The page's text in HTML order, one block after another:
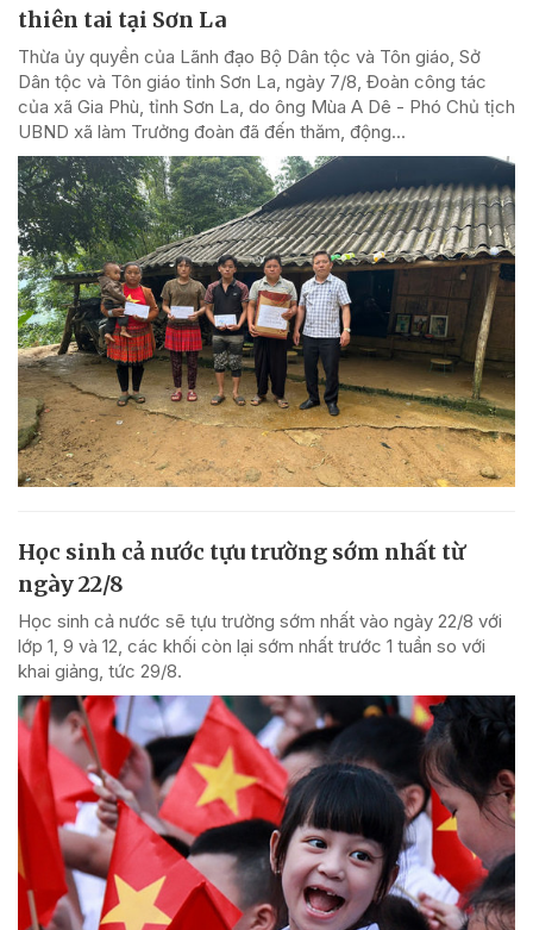
thiên tai tại Sơn La
Thừa ủy quyền của Lãnh đạo Bộ Dân tộc và Tôn giáo, Sở
Dân tộc và Tôn giáo tỉnh Sơn La, ngày 7/8, Đoàn công tác
của xã Gia Phù, tỉnh Sơn La, do ông Mùa A Dê - Phó Chủ tịch
UBND xã làm Trưởng đoàn đã đến thăm, động...
Học sinh cả nước tựu trường sớm nhất từ
ngày 22/8
Học sinh cả nước sẽ tựu trường sớm nhất vào ngày 22/8 với
lớp 1, 9 và 12, các khối còn lại sớm nhất trước 1 tuần so với
khai giảng, tức 29/8.